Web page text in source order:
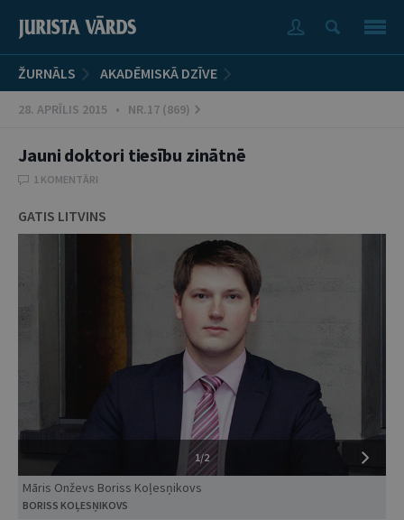
ŽURNĀLS AKADĒMISKĀ DZĪVE
28. APRĪLIS 2015 • NR.17 (869)
Jauni doktori tiesību zinātnē
1 KOMENTĀRI
GATIS LITVINS
1/2
Māris Onževs Boriss Koļesņikovs
BORISS KOĻESŅIKOVS